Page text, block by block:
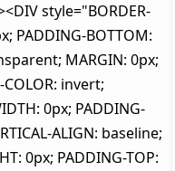
style="BORDER-
PADDING-BOTTOM:
MARGIN: 0px;
COLOR: invert;
0px; PADDING-
ALIGN: baseline;
0px; PADDING-TOP: